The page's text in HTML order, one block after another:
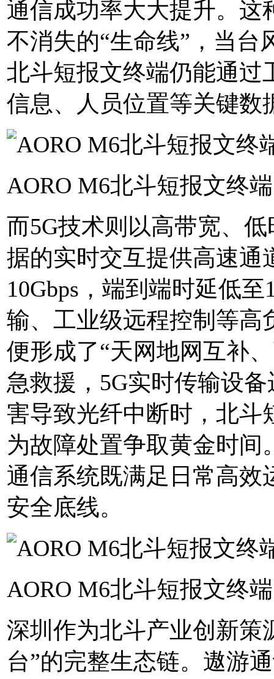
通信成功率大大提升。这
不消失的“生命线”，当台
北斗短报文终端仍能通过
信息、人员位置等关键数
AORO M6北斗短报文终端
而5G技术则以高带宽、
据的实时交互提供高速通
10Gbps，端到端时延低
输、工业级远程控制等高
便形成了“天网地网互补
急救援，5G实时传输设
害导致光纤中断时，北斗
为故障处置争取黄金时
通信系统既满足日常高效
安全底线。
AORO M6北斗短报文终端
深圳作为北斗产业创新策
台”的完整生态链。遨游